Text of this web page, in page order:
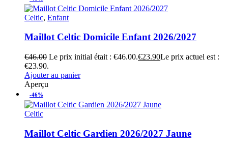
Celtic, Enfant
Maillot Celtic Domicile Enfant 2026/2027
€46.00 Le prix initial était : €46.00.€23.90Le prix actuel est :
€23.90.
Ajouter au panier
Aperçu
-46%
Celtic
Maillot Celtic Gardien 2026/2027 Jaune